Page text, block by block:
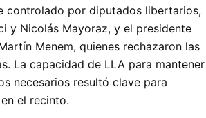
controlado por diputados libertarios,
y Nicolás Mayoraz, y el presidente
Menem, quienes rechazaron las
La capacidad de LLA para mantener
necesarios resultó clave para
el recinto.